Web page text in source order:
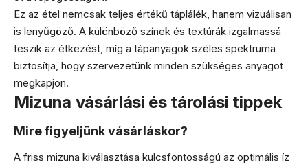
Ez az étel nemcsak teljes értékű táplálék, hanem vizuálisan
is lenyűgöző. A különböző színek és textúrák izgalmassá
teszik az étkezést, míg a tápanyagok széles spektruma
biztosítja, hogy szervezetünk minden szükséges anyagot
megkapjon.
Mizuna vásárlási és tárolási tippek
Mire figyeljünk vásárláskor?
A friss mizuna kiválasztása kulcsfontosságú az optimális íz